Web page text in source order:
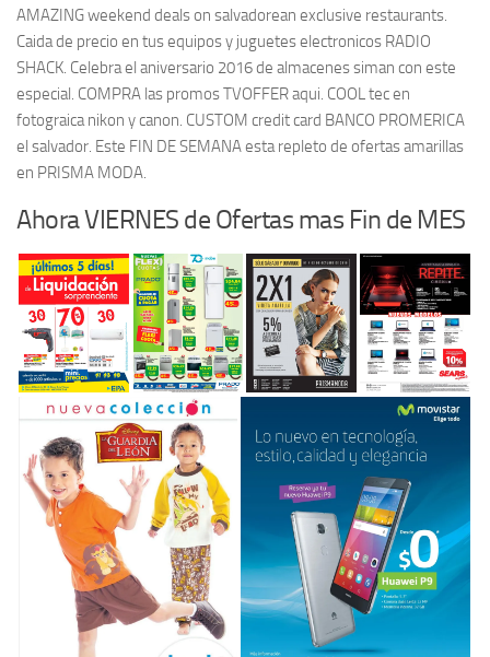
AMAZING weekend deals on salvadorean exclusive restaurants.
Caida de precio en tus equipos y juguetes electronicos RADIO
SHACK. Celebra el aniversario 2016 de almacenes siman con este
especial. COMPRA las promos TVOFFER aqui. COOL tec en
fotograica nikon y canon. CUSTOM credit card BANCO PROMERICA
el salvador. Este FIN DE SEMANA esta repleto de ofertas amarillas
en PRISMA MODA.
Ahora VIERNES de Ofertas mas Fin de MES